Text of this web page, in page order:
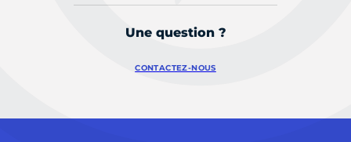
Une question ?
CONTACTEZ-NOUS